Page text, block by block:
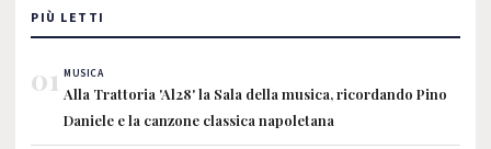
PIÙ LETTI
01 MUSICA
Alla Trattoria 'Al28' la Sala della musica, ricordando Pino
Daniele e la canzone classica napoletana